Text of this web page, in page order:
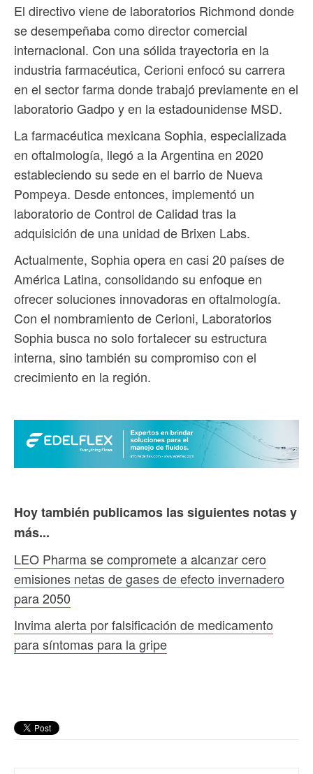
El directivo viene de laboratorios Richmond donde
se desempeñaba como director comercial
internacional. Con una sólida trayectoria en la
industria farmacéutica, Cerioni enfocó su carrera
en el sector farma donde trabajó previamente en el
laboratorio Gadpo y en la estadounidense MSD.
La farmacéutica mexicana Sophia, especializada
en oftalmología, llegó a la Argentina en 2020
estableciendo su sede en el barrio de Nueva
Pompeya. Desde entonces, implementó un
laboratorio de Control de Calidad tras la
adquisición de una unidad de Brixen Labs.
Actualmente, Sophia opera en casi 20 países de
América Latina, consolidando su enfoque en
ofrecer soluciones innovadoras en oftalmología.
Con el nombramiento de Cerioni, Laboratorios
Sophia busca no solo fortalecer su estructura
interna, sino también su compromiso con el
crecimiento en la región.
Hoy también publicamos las siguientes notas y
más...
LEO Pharma se compromete a alcanzar cero
emisiones netas de gases de efecto invernadero
para 2050
Invima alerta por falsificación de medicamento
para síntomas para la gripe